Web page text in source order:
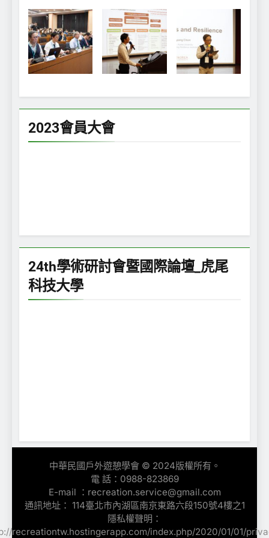
2023會員大會
24th學術研討會暨國際論壇_虎尾
科技大學
中華民國戶外遊憩學會 © 2024版權所有。
電 話：0988-823869
E-mail ：recreation.service@gmail.com
通訊地址： 114臺北市內湖區南京東路六段150號4樓之1
隱私權聲明：
recreationtw.hostingerapp.com/index.php/2020/01/01/